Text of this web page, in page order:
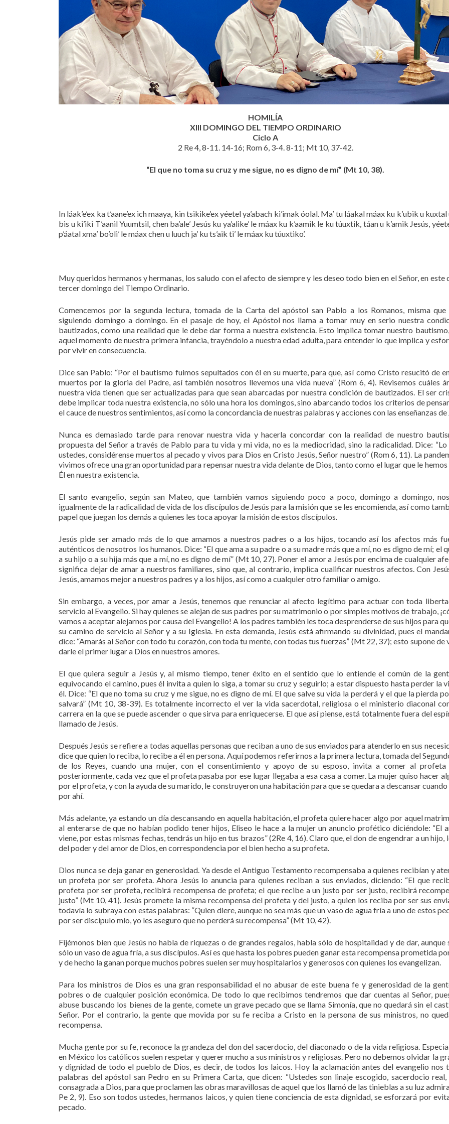
HOMILÍA
XIII DOMINGO DEL TIEMPO ORDINARIO
Ciclo A
2 Re 4, 8-11. 14-16; Rom 6, 3-4. 8-11; Mt 10, 37-42.
“El que no toma su cruz y me sigue, no es digno de mí” (Mt 10, 38).
In láak’e’ex ka t’aane’ex ich maaya, kin tsikike’ex yéetel ya’abach ki’imak óolal. Ma’ tu láakal máax ku k’ubik u kuxtal
bis u ki’iki T’aanil Yuumtsil, chen ba’ale’ Jesús ku ya’alike’ le máax ku k’aamik le ku túuxtik, táan u k’amik Jesús,
p’áatal xma’ bo’oli’ le máax chen u luuch ja’ ku ts’aik ti’ le máax ku túuxtiko’.
Muy queridos hermanos y hermanas, los saludo con el afecto de siempre y les deseo todo bien en el Señor, en este
tercer domingo del Tiempo Ordinario.
Comencemos por la segunda lectura, tomada de la Carta del apóstol san Pablo a los Romanos, misma que
siguiendo domingo a domingo. En el pasaje de hoy, el Apóstol nos llama a tomar muy en serio nuestra
bautizados, como una realidad que le debe dar forma a nuestra existencia. Esto implica tomar nuestro
aquel momento de nuestra primera infancia, trayéndolo a nuestra edad adulta, para entender lo que implica y
por vivir en consecuencia.
Dice san Pablo: “Por el bautismo fuimos sepultados con él en su muerte, para que, así como Cristo resucitó de
muertos por la gloria del Padre, así también nosotros llevemos una vida nueva” (Rom 6, 4). Revisemos cuáles
nuestra vida tienen que ser actualizadas para que sean abarcadas por nuestra condición de bautizados. El ser
debe implicar toda nuestra existencia, no sólo una hora los domingos, sino abarcando todos los criterios de
el cauce de nuestros sentimientos, así como la concordancia de nuestras palabras y acciones con las enseñanzas de
Nunca es demasiado tarde para renovar nuestra vida y hacerla concordar con la realidad de nuestro
propuesta del Señor a través de Pablo para tu vida y mi vida, no es la mediocridad, sino la radicalidad. Dice:
ustedes, considérense muertos al pecado y vivos para Dios en Cristo Jesús, Señor nuestro” (Rom 6, 11). La
vivimos ofrece una gran oportunidad para repensar nuestra vida delante de Dios, tanto como el lugar que le hemos
Él en nuestra existencia.
El santo evangelio, según san Mateo, que también vamos siguiendo poco a poco, domingo a domingo,
igualmente de la radicalidad de vida de los discípulos de Jesús para la misión que se les encomienda, así como
papel que juegan los demás a quienes les toca apoyar la misión de estos discípulos.
Jesús pide ser amado más de lo que amamos a nuestros padres o a los hijos, tocando así los afectos más
auténticos de nosotros los humanos. Dice: “El que ama a su padre o a su madre más que a mí, no es digno de mí; el
a su hijo o a su hija más que a mí, no es digno de mí” (Mt 10, 27). Poner el amor a Jesús por encima de cualquier
significa dejar de amar a nuestros familiares, sino que, al contrario, implica cualificar nuestros afectos. Con
Jesús, amamos mejor a nuestros padres y a los hijos, así como a cualquier otro familiar o amigo.
Sin embargo, a veces, por amar a Jesús, tenemos que renunciar al afecto legítimo para actuar con toda
servicio al Evangelio. Si hay quienes se alejan de sus padres por su matrimonio o por simples motivos de trabajo,
vamos a aceptar alejarnos por causa del Evangelio! A los padres también les toca desprenderse de sus hijos para
su camino de servicio al Señor y a su Iglesia. En esta demanda, Jesús está afirmando su divinidad, pues el
dice: “Amarás al Señor con todo tu corazón, con toda tu mente, con todas tus fuerzas” (Mt 22, 37); esto supone de
darle el primer lugar a Dios en nuestros amores.
El que quiera seguir a Jesús y, al mismo tiempo, tener éxito en el sentido que lo entiende el común de la
equivocando el camino, pues él invita a quien lo siga, a tomar su cruz y seguirlo; a estar dispuesto hasta perder la
él. Dice: “El que no toma su cruz y me sigue, no es digno de mí. El que salve su vida la perderá y el que la pierda
salvará” (Mt 10, 38-39). Es totalmente incorrecto el ver la vida sacerdotal, religiosa o el ministerio diaconal
carrera en la que se puede ascender o que sirva para enriquecerse. El que así piense, está totalmente fuera del
llamado de Jesús.
Después Jesús se refiere a todas aquellas personas que reciban a uno de sus enviados para atenderlo en sus
dice que quien lo reciba, lo recibe a él en persona. Aquí podemos referirnos a la primera lectura, tomada del
de los Reyes, cuando una mujer, con el consentimiento y apoyo de su esposo, invita a comer al profeta
posteriormente, cada vez que el profeta pasaba por ese lugar llegaba a esa casa a comer. La mujer quiso hacer
por el profeta, y con la ayuda de su marido, le construyeron una habitación para que se quedara a descansar
por ahí.
Más adelante, ya estando un día descansando en aquella habitación, el profeta quiere hacer algo por aquel
al enterarse de que no habían podido tener hijos, Eliseo le hace a la mujer un anuncio profético diciéndole: “El
viene, por estas mismas fechas, tendrás un hijo en tus brazos” (2Re 4, 16). Claro que, el don de engendrar a un hijo,
del poder y del amor de Dios, en correspondencia por el bien hecho a su profeta.
Dios nunca se deja ganar en generosidad. Ya desde el Antiguo Testamento recompensaba a quienes recibían y
un profeta por ser profeta. Ahora Jesús lo anuncia para quienes reciban a sus enviados, diciendo: “El que
profeta por ser profeta, recibirá recompensa de profeta; el que recibe a un justo por ser justo, recibirá
justo” (Mt 10, 41). Jesús promete la misma recompensa del profeta y del justo, a quien los reciba por ser sus
todavía lo subraya con estas palabras: “Quien diere, aunque no sea más que un vaso de agua fría a uno de estos
por ser discípulo mío, yo les aseguro que no perderá su recompensa” (Mt 10, 42).
Fijémonos bien que Jesús no habla de riquezas o de grandes regalos, habla sólo de hospitalidad y de dar, aunque
sólo un vaso de agua fría, a sus discípulos. Así es que hasta los pobres pueden ganar esta recompensa prometida
y de hecho la ganan porque muchos pobres suelen ser muy hospitalarios y generosos con quienes los evangelizan.
Para los ministros de Dios es una gran responsabilidad el no abusar de este buena fe y generosidad de la
pobres o de cualquier posición económica. De todo lo que recibimos tendremos que dar cuentas al Señor,
abuse buscando los bienes de la gente, comete un grave pecado que se llama Simonía, que no quedará sin el
Señor. Por el contrario, la gente que movida por su fe reciba a Cristo en la persona de sus ministros, no
recompensa.
Mucha gente por su fe, reconoce la grandeza del don del sacerdocio, del diaconado o de la vida religiosa.
en México los católicos suelen respetar y querer mucho a sus ministros y religiosas. Pero no debemos olvidar la
y dignidad de todo el pueblo de Dios, es decir, de todos los laicos. Hoy la aclamación antes del evangelio nos
palabras del apóstol san Pedro en su Primera Carta, que dicen: “Ustedes son linaje escogido, sacerdocio real,
consagrada a Dios, para que proclamen las obras maravillosas de aquel que los llamó de las tinieblas a su luz
Pe 2, 9). Eso son todos ustedes, hermanos laicos, y quien tiene conciencia de esta dignidad, se esforzará por
pecado.